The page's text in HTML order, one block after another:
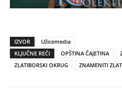
IZVOR
Užicemedia
KLJUČNE REČI
OPŠTINA ČAJETINA
ZLATIBORSKI OKRUG
ZNAMENITI